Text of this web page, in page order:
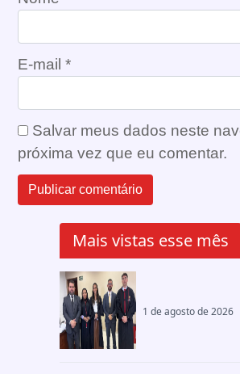
E-mail *
Salvar meus dados neste
próxima vez que eu comentar.
Mais vistas esse mês
1 de agosto de 2026